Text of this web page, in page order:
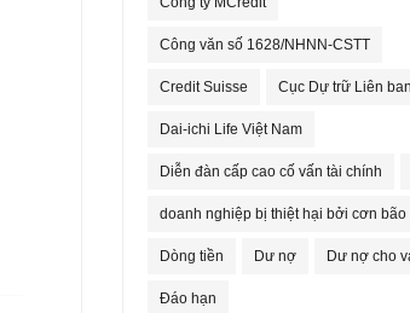
Công văn số 1628/NHNN-CSTT
Credit Suisse Cục Dự trữ Liên
Dai-ichi Life Việt Nam
Diễn đàn cấp cao cố vấn tài chính
doanh nghiệp bị thiệt hại bởi cơn bão
Dòng tiền Dư nợ Dư nợ cho
Đáo hạn